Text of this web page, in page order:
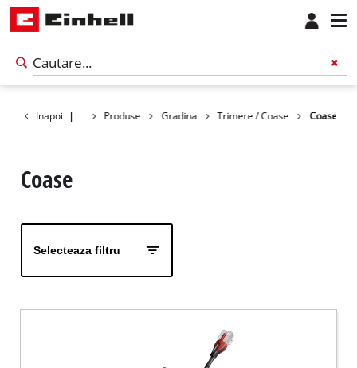
Inapoi | Produse Gradina Trimere / Coase Coase
Coase
Selecteaza filtru